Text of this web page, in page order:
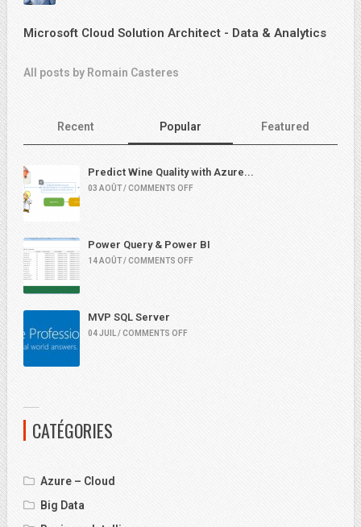
Microsoft Cloud Solution Architect - Data & Analytics
All posts by Romain Casteres
Recent Popular Featured
Predict Wine Quality with Azure...
03 AOÛT / COMMENTS OFF
Power Query & Power BI
14 AOÛT / COMMENTS OFF
MVP SQL Server
04 JUIL / COMMENTS OFF
CATÉGORIES
Azure – Cloud
Big Data